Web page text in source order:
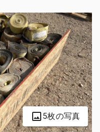
5枚の写真